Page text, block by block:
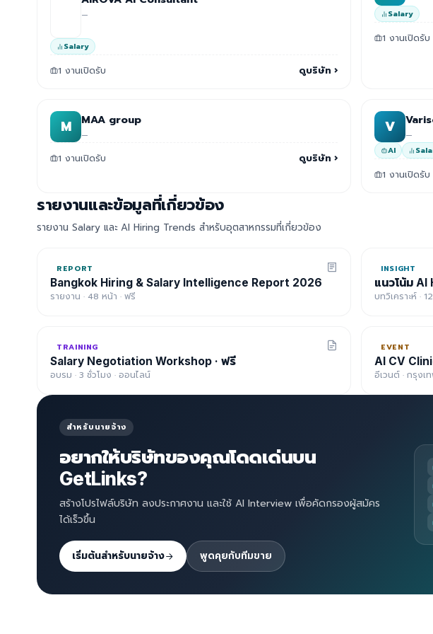
—
Salary
1 งานเปิดรับ ดูบริษัท ›
Salary
1 งานเปิดรับ
M MAA group
—
1 งานเปิดรับ ดูบริษัท ›
V —
AI
1 งานเปิดรับ
รายงานและข้อมูลที่เกี่ยวข้อง
รายงาน Salary และ AI Hiring Trends สำหรับอุตสาหกรรมที่เกี่ยวข้อง
REPORT
Bangkok Hiring & Salary Intelligence Report 2026
รายงาน · 48 หน้า · ฟรี
INSIGHT
แนวโน้ม
บทวิเคราะห์ ·
TRAINING
Salary Negotiation Workshop · ฟรี
อบรม · 3 ชั่วโมง · ออนไลน์
EVENT
AI CV
อีเวนต์ · กรุงเ
สำหรับนายจ้าง
อยากให้บริษัทของคุณโดดเด่นบน
GetLinks?
สร้างโปรไฟล์บริษัท ลงประกาศงาน และใช้ AI Interview เพื่อคัดกรองผู้สมัคร
ได้เร็วขึ้น
เริ่มต้นสำหรับนายจ้าง พูดคุยกับทีมขาย